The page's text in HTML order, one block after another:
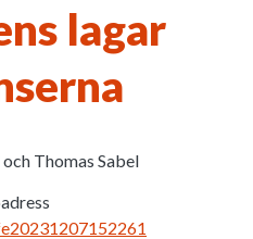
lagar
Thomas Sabel